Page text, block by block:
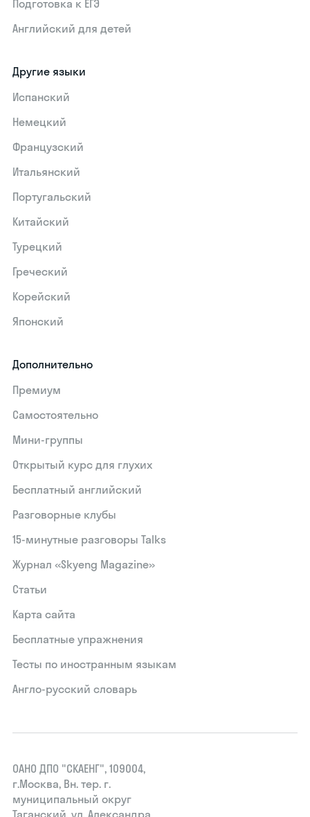
Подготовка к ЕГЭ
Английский для детей
Другие языки
Испанский
Немецкий
Французский
Итальянский
Португальский
Китайский
Турецкий
Греческий
Корейский
Японский
Дополнительно
Премиум
Самостоятельно
Мини-группы
Открытый курс для глухих
Бесплатный английский
Разговорные клубы
15‑минутные разговоры Talks
Журнал «Skyeng Magazine»
Статьи
Карта сайта
Бесплатные упражнения
Тесты по иностранным языкам
Англо-русский словарь
ОАНО ДПО "СКАЕНГ", 109004,
г.Москва, Вн. тер. г.
муниципальный округ